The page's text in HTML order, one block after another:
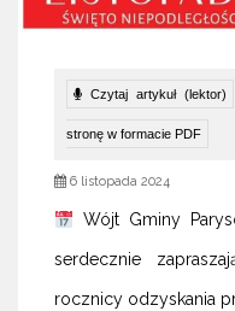
Czytaj artykuł (lektor)
stronę w formacie PDF
6 listopada 2024
Wójt Gminy
serdecznie
rocznicy odzyskania